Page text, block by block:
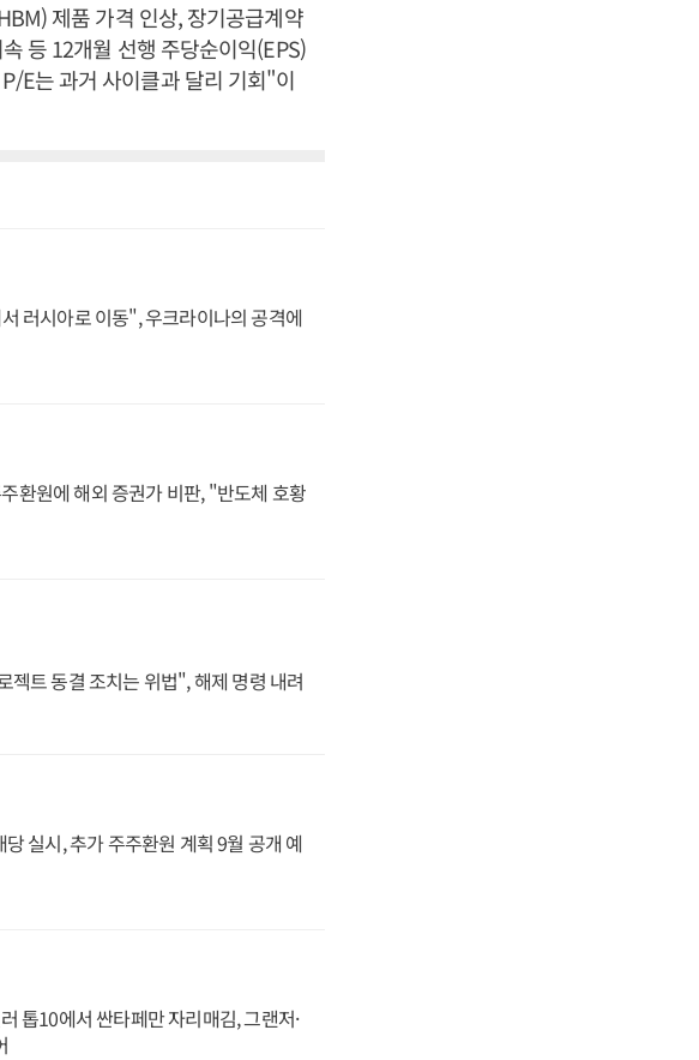
제품 가격 인상, 장기공급계약
등 12개월 선행 주당순이익(EPS)
E는 과거 사이클과 달리 기회"이
러시아로 이동", 우크라이나의 공격에
환원에 해외 증권가 비판, "반도체 호황
젝트 동결 조치는 위법", 해제 명령 내려
실시, 추가 주주환원 계획 9월 공개 예
톱10에서 싼타페만 자리매김, 그랜저·